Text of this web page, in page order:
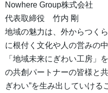
Nowhere Group株式会社
代表取締役 竹内 剛
地域の魅力は、外からつく
に根付く文化や人の営みの
「地域未来にぎわい工房」
の共創パートナーの皆様と
ぎわい”を生み出していける